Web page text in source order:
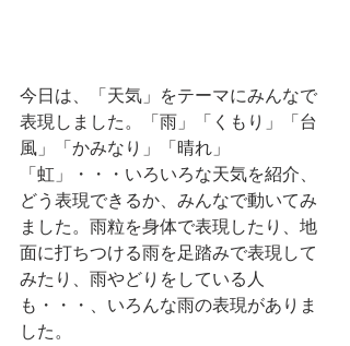
今日は、「天気」をテーマにみんなで
表現しました。「雨」「くもり」「台
風」「かみなり」「晴れ」
「虹」・・・いろいろな天気を紹介、
どう表現できるか、みんなで動いてみ
ました。雨粒を身体で表現したり、地
面に打ちつける雨を足踏みで表現して
みたり、雨やどりをしている人
も・・・、いろんな雨の表現がありま
した。